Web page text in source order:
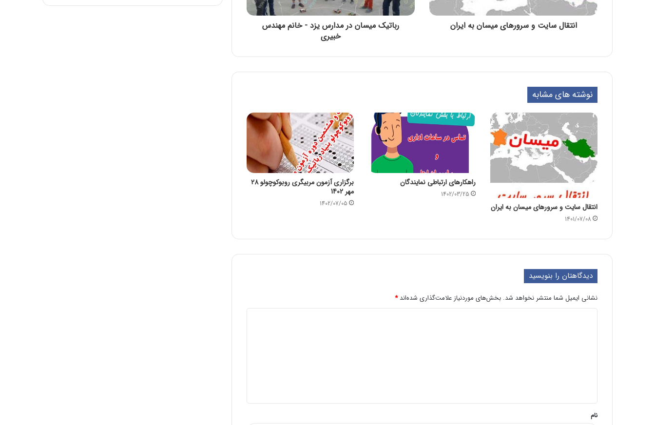
انتقال سایت و سرورهای میسان به ایران
رباتیک میسان در مدارس یزد - خانم مهندس
خبیری
نوشته های مشابه
انتقال سایت و سرورهای میسان به ایران
1401/07/08
راهکارهای ارتباطی نمایندگان
1402/03/25
برگزاری آزمون مربیگری روبوکوچولو 28
مهر 1402
1402/07/05
دیدگاهتان را بنویسید
نشانی ایمیل شما منتشر نخواهد شد. بخش‌های موردنیاز علامت‌گذاری شده‌اند*
*
نام